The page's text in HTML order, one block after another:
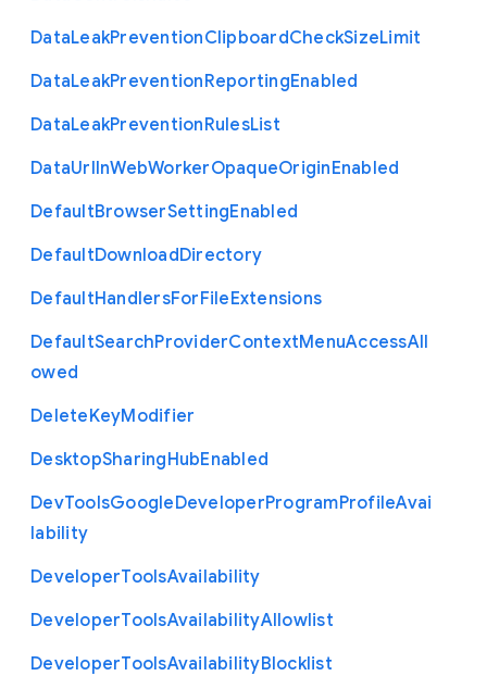
DataLeakPreventionClipboardCheckSizeLimit
DataLeakPreventionReportingEnabled
DataLeakPreventionRulesList
DataUrlInWebWorkerOpaqueOriginEnabled
DefaultBrowserSettingEnabled
DefaultDownloadDirectory
DefaultHandlersForFileExtensions
DefaultSearchProviderContextMenuAccessAll
owed
DeleteKeyModifier
DesktopSharingHubEnabled
DevToolsGoogleDeveloperProgramProfileAvai
lability
DeveloperToolsAvailability
DeveloperToolsAvailabilityAllowlist
DeveloperToolsAvailabilityBlocklist